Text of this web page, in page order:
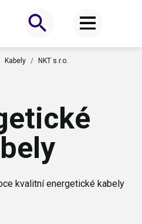
Kabely NKT s.r.o.
kvalitní energetické kabely